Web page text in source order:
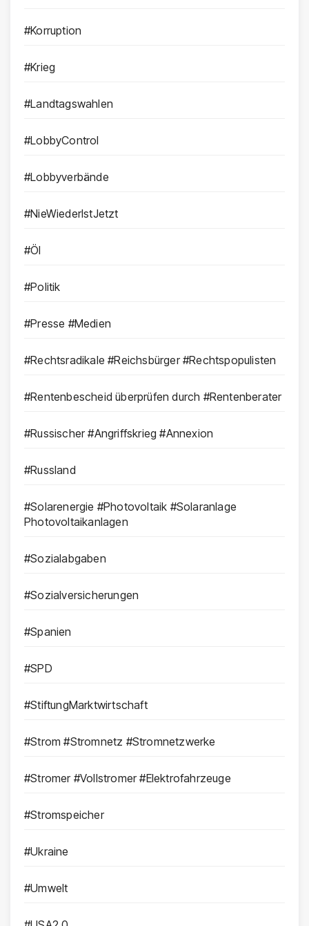
#Korruption
#Krieg
#Landtagswahlen
#LobbyControl
#Lobbyverbände
#NieWiederIstJetzt
#Öl
#Politik
#Presse #Medien
#Rechtsradikale #Reichsbürger #Rechtspopulisten
#Rentenbescheid überprüfen durch #Rentenberater
#Russischer #Angriffskrieg #Annexion
#Russland
#Solarenergie #Photovoltaik #Solaranlage
Photovoltaikanlagen
#Sozialabgaben
#Sozialversicherungen
#Spanien
#SPD
#StiftungMarktwirtschaft
#Strom #Stromnetz #Stromnetzwerke
#Stromer #Vollstromer #Elektrofahrzeuge
#Stromspeicher
#Ukraine
#Umwelt